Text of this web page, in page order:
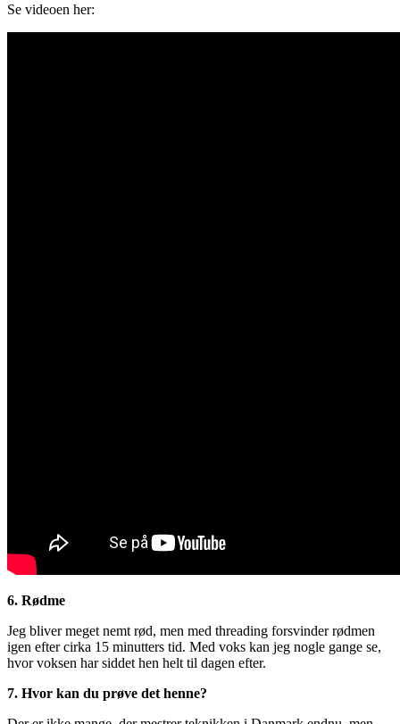
Se videoen her:
6. Rødme
Jeg bliver meget nemt rød, men med threading forsvinder rødmen
igen efter cirka 15 minutters tid. Med voks kan jeg nogle gange se,
hvor voksen har siddet hen helt til dagen efter.
7. Hvor kan du prøve det henne?